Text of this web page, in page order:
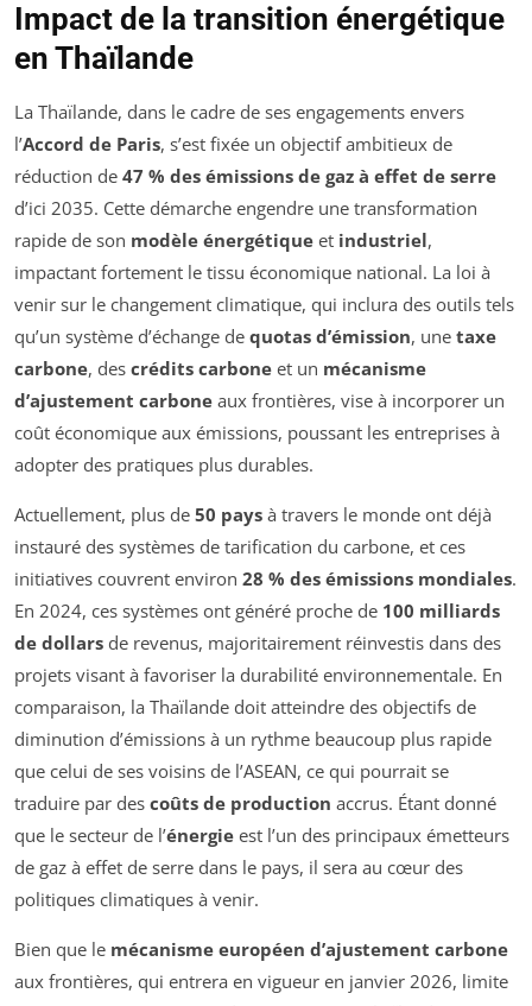
Impact de la transition énergétique
en Thaïlande
La Thaïlande, dans le cadre de ses engagements envers
l’Accord de Paris, s’est fixée un objectif ambitieux de
réduction de 47 % des émissions de gaz à effet de serre
d’ici 2035. Cette démarche engendre une transformation
rapide de son modèle énergétique et industriel,
impactant fortement le tissu économique national. La loi à
venir sur le changement climatique, qui inclura des outils tels
qu’un système d’échange de quotas d’émission, une taxe
carbone, des crédits carbone et un mécanisme
d’ajustement carbone aux frontières, vise à incorporer un
coût économique aux émissions, poussant les entreprises à
adopter des pratiques plus durables.
Actuellement, plus de 50 pays à travers le monde ont déjà
instauré des systèmes de tarification du carbone, et ces
initiatives couvrent environ 28 % des émissions mondiales.
En 2024, ces systèmes ont généré proche de 100 milliards
de dollars de revenus, majoritairement réinvestis dans des
projets visant à favoriser la durabilité environnementale. En
comparaison, la Thaïlande doit atteindre des objectifs de
diminution d’émissions à un rythme beaucoup plus rapide
que celui de ses voisins de l’ASEAN, ce qui pourrait se
traduire par des coûts de production accrus. Étant donné
que le secteur de l’énergie est l’un des principaux émetteurs
de gaz à effet de serre dans le pays, il sera au cœur des
politiques climatiques à venir.
Bien que le mécanisme européen d’ajustement carbone
aux frontières, qui entrera en vigueur en janvier 2026, limite